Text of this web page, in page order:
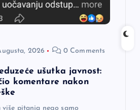
2026 0 Comments
ušutka javnost:
komentare nakon
više pitanja nego samo